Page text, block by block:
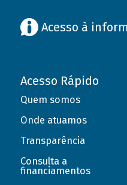
Acesso à
Acesso Rápido
Quem somos
Onde atuamos
Transparência
Consulta a
financiamentos